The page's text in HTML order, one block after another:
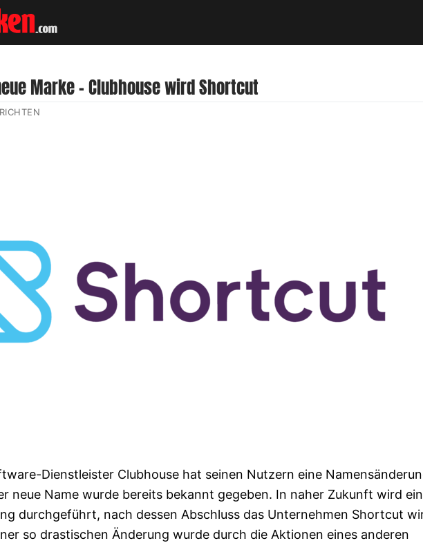
Marke – Clubhouse wird Shortcut
Dienstleister Clubhouse hat seinen Nutzern eine
neue Name wurde bereits bekannt gegeben. In naher Zukunft wird ein
durchgeführt, nach dessen Abschluss das Unternehmen Shortcut
so drastischen Änderung wurde durch die Aktionen eines anderen